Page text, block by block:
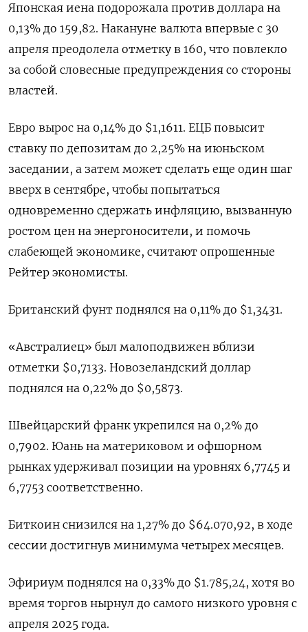
Японская иена ​подорожала против доллара на
0,13% до 159,82. Накануне валюта впервые ‌с 30
апреля преодолела отметку в 160, что повлекло
за собой словесные предупреждения со стороны
властей.
Евро вырос на ​0,14% до $1,1611. ЕЦБ повысит ​
ставку по ‌депозитам до 2,25% на июньском
заседании, а затем может сделать еще ​один шаг
вверх в сентябре, чтобы попытаться
одновременно сдержать инфляцию, вызванную
ростом цен на энергоносители, и помочь
слабеющей экономике, считают опрошенные
Рейтер экономисты.
Британский фунт поднялся на 0,11% до $1,3431.
«Австралиец» был малоподвижен вблизи
отметки $0,7133. Новозеландский доллар
поднялся на 0,22% до $0,5873.
Швейцарский франк укрепился на 0,2% ​до
0,7902. Юань на ⁠материковом и офшорном
рынках удерживал позиции на уровнях 6,7745 и
6,7753 соответственно.
Биткоин снизился на 1,27% ‌до $64.070,92, в ходе
сессии достигнув минимума четырех месяцев.
Эфириум поднялся ‌на 0,33% до $1.785,24, хотя во
время торгов нырнул до самого низкого ​уровня с
апреля 2025 года.